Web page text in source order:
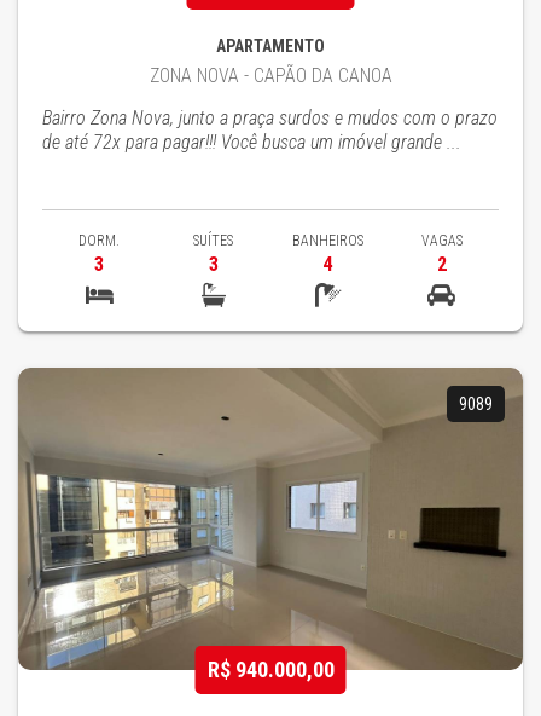
APARTAMENTO
ZONA NOVA - CAPÃO DA CANOA
Bairro Zona Nova, junto a praça surdos e mudos com o prazo
de até 72x para pagar!!! Você busca um imóvel grande ...
DORM.
3
SUÍTES
3
BANHEIROS
4
VAGAS
2
9089
R$ 940.000,00